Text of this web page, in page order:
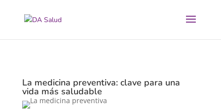
La medicina preventiva: clave para una
vida más saludable